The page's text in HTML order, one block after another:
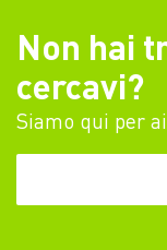
Non hai
cercavi?
Siamo qui per